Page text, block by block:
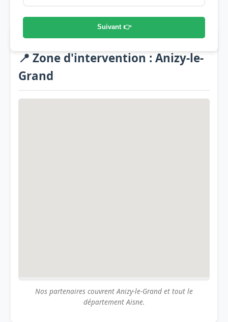
Suivant 👉
📍 Zone d'intervention : Anizy-le-
Grand
Nos partenaires couvrent Anizy-le-Grand et tout le
département Aisne.